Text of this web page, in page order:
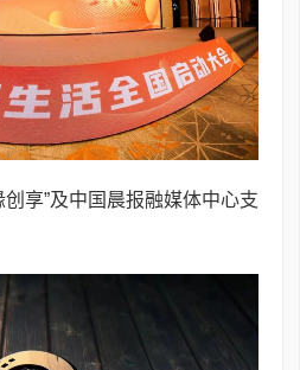
享”及中国晨报融媒体中心支